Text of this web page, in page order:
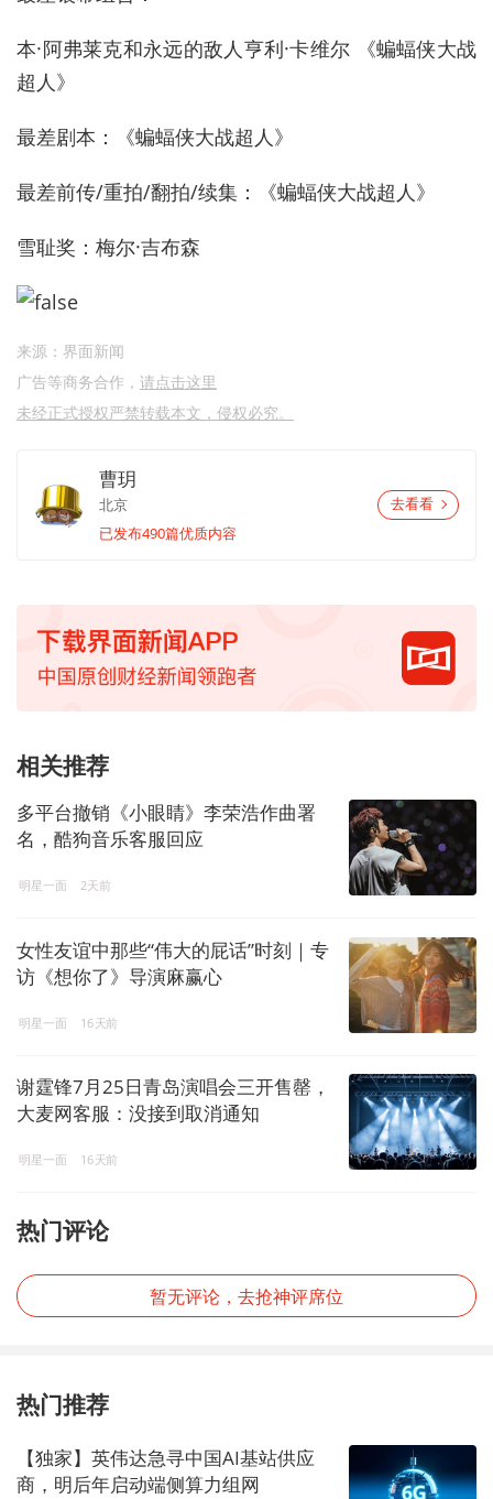
本·阿弗莱克和永远的敌人亨利·卡维尔 《蝙蝠侠大战
超人》
最差剧本：《蝙蝠侠大战超人》
最差前传/重拍/翻拍/续集：《蝙蝠侠大战超人》
雪耻奖：梅尔·吉布森
来源：界面新闻
广告等商务合作， 请点击这里
未经正式授权严禁转载本文，侵权必究。
曹玥
北京
已发布490篇优质内容
去看看
相关推荐
多平台撤销《小眼睛》李荣浩作曲署
名，酷狗音乐客服回应
明星一面 2天前
女性友谊中那些“伟大的屁话”时刻｜专
访《想你了》导演麻赢心
明星一面 16天前
谢霆锋7月25日青岛演唱会三开售罄，
大麦网客服：没接到取消通知
明星一面 16天前
热门评论
暂无评论，去抢神评席位
热门推荐
【独家】英伟达急寻中国AI基站供应
商，明后年启动端侧算力组网